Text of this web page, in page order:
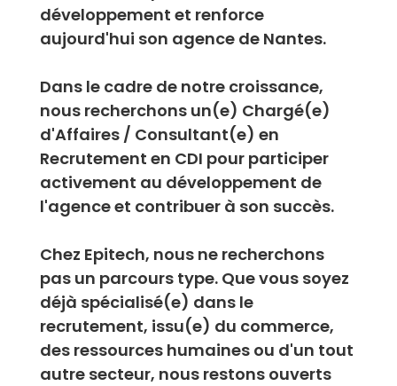
développement et renforce
aujourd'hui son agence de Nantes.
Dans le cadre de notre croissance,
nous recherchons un(e) Chargé(e)
d'Affaires / Consultant(e) en
Recrutement en CDI pour participer
activement au développement de
l'agence et contribuer à son succès.
Chez Epitech, nous ne recherchons
pas un parcours type. Que vous soyez
déjà spécialisé(e) dans le
recrutement, issu(e) du commerce,
des ressources humaines ou d'un tout
autre secteur, nous restons ouverts